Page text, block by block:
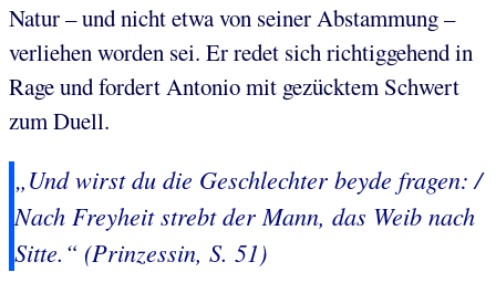
Natur – und nicht etwa von seiner Abstammung –
verliehen worden sei. Er redet sich richtiggehend in
Rage und fordert Antonio mit gezücktem Schwert
zum Duell.
„Und wirst du die Geschlechter beyde fragen: /
Nach Freyheit strebt der Mann, das Weib nach
Sitte.“ (Prinzessin, S. 51)